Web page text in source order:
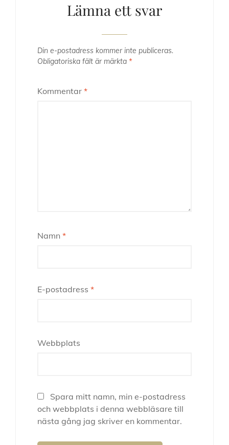
Lämna ett svar
Din e-postadress kommer inte publiceras.
Obligatoriska fält är märkta *
Kommentar *
Namn *
E-postadress *
Webbplats
Spara mitt namn, min e-postadress
och webbplats i denna webbläsare till
nästa gång jag skriver en kommentar.